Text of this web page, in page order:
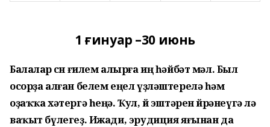
1 ғинуар –30 июнь
Балалар өсөн ғилем алырға иң һәйбәт мәл. Был
осорҙа алған белем еңел үҙләштерелә һәм
оҙаҡҡа хәтергә һеңә. Ҡул, өй эштәрен өйрәнеүгә лә
ваҡыт бүлегеҙ. Ижади, эрудиция яғынан да